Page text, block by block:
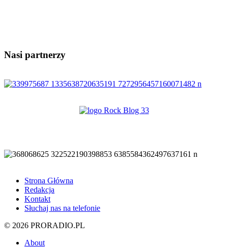
Nasi partnerzy
Strona Główna
Redakcja
Kontakt
Słuchaj nas na telefonie
© 2026 PRORADIO.PL
About